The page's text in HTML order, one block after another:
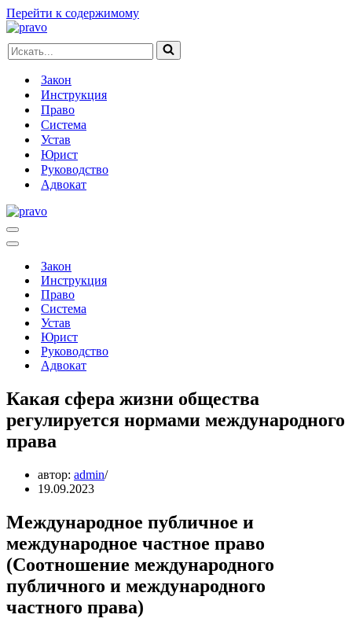
Перейти к содержимому
Искать...
Закон
Инструкция
Право
Система
Устав
Юрист
Руководство
Адвокат
Меню
навигации
Меню
навигацииЗакон
Инструкция
Право
Система
Устав
Юрист
Руководство
Адвокат
Какая сфера жизни общества
регулируется нормами международного
права
автор: admin
19.09.2023
Международное публичное и
международное частное право
(Соотношение международного
публичного и международного
частного права)